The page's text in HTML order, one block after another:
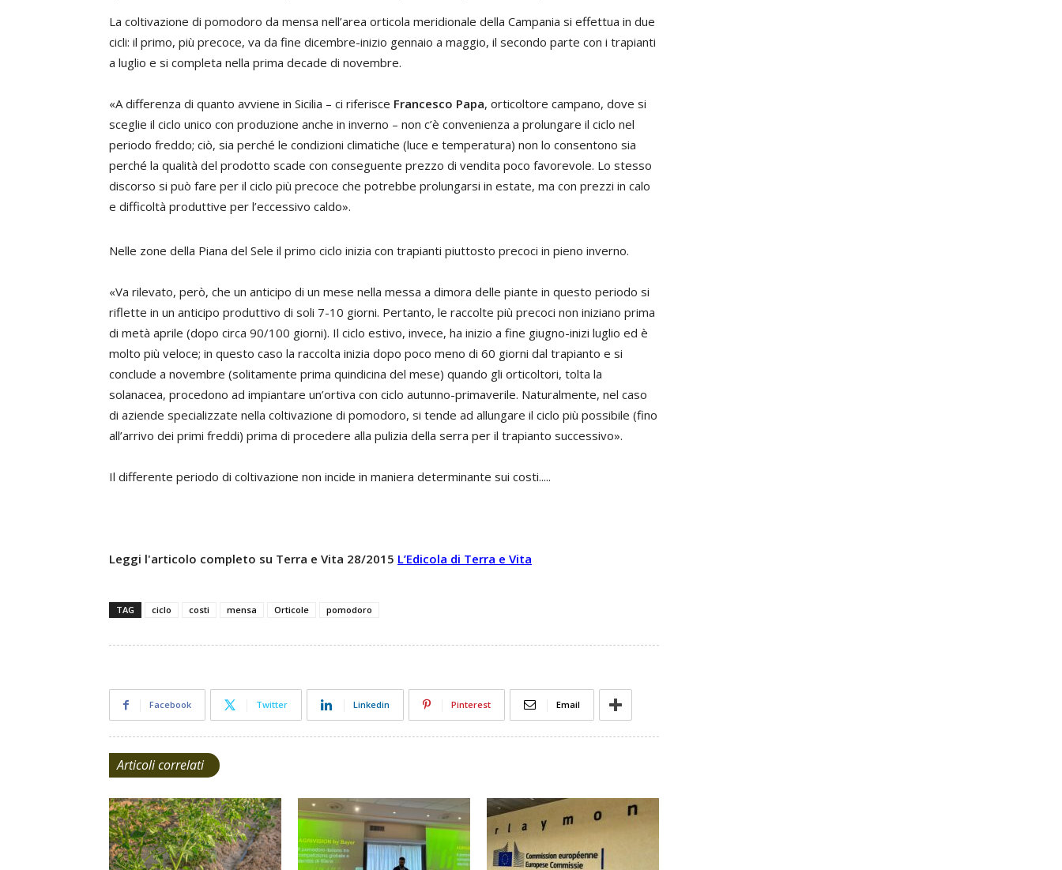
La coltivazione di pomodoro da mensa nell’area orticola meridionale della Campania si effettua in due
cicli: il primo, più precoce, va da fine dicembre-inizio gennaio a maggio, il secondo parte con i trapianti
a luglio e si completa nella prima decade di novembre.
«A differenza di quanto avviene in Sicilia – ci riferisce Francesco Papa, orticoltore campano, dove si
sceglie il ciclo unico con produzione anche in inverno – non c’è convenienza a prolungare il ciclo nel
periodo freddo; ciò, sia perché le condizioni climatiche (luce e temperatura) non lo consentono sia
perché la qualità del prodotto scade con conseguente prezzo di vendita poco favorevole. Lo stesso
discorso si può fare per il ciclo più precoce che potrebbe prolungarsi in estate, ma con prezzi in calo
e difficoltà produttive per l’eccessivo caldo».
Nelle zone della Piana del Sele il primo ciclo inizia con trapianti piuttosto precoci in pieno inverno.
«Va rilevato, però, che un anticipo di un mese nella messa a dimora delle piante in questo periodo si
riflette in un anticipo produttivo di soli 7-10 giorni. Pertanto, le raccolte più precoci non iniziano prima
di metà aprile (dopo circa 90/100 giorni). Il ciclo estivo, invece, ha inizio a fine giugno-inizi luglio ed è
molto più veloce; in questo caso la raccolta inizia dopo poco meno di 60 giorni dal trapianto e si
conclude a novembre (solitamente prima quindicina del mese) quando gli orticoltori, tolta la
solanacea, procedono ad impiantare un’ortiva con ciclo autunno-primaverile. Naturalmente, nel caso
di aziende specializzate nella coltivazione di pomodoro, si tende ad allungare il ciclo più possibile (fino
all’arrivo dei primi freddi) prima di procedere alla pulizia della serra per il trapianto successivo».
Il differente periodo di coltivazione non incide in maniera determinante sui costi.....
Leggi l'articolo completo su Terra e Vita 28/2015 L’Edicola di Terra e Vita
TAG ciclo costi mensa Orticole pomodoro
Facebook Twitter Linkedin Pinterest Email
Articoli correlati